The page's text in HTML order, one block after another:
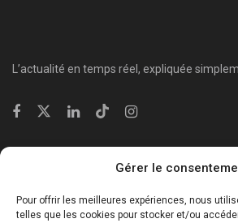
Gérer le
Pour offrir les meilleures expériences, nous
telles que les cookies pour stocker et/ou
L’actualité en temps réel, expliquée
Économie & Business